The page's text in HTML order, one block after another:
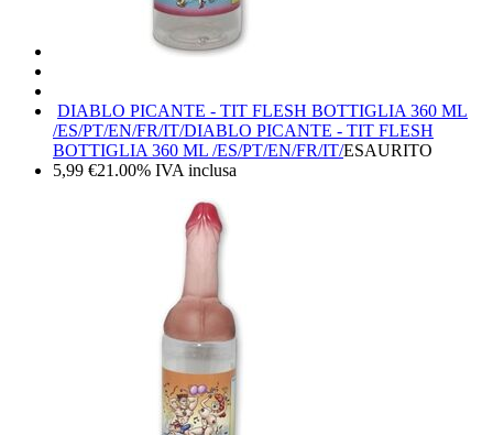
DIABLO PICANTE - TIT FLESH BOTTIGLIA 360 ML
/ES/PT/EN/FR/IT/DIABLO PICANTE - TIT FLESH
BOTTIGLIA 360 ML /ES/PT/EN/FR/IT/ESAURITO
5,99 €21.00% IVA inclusa